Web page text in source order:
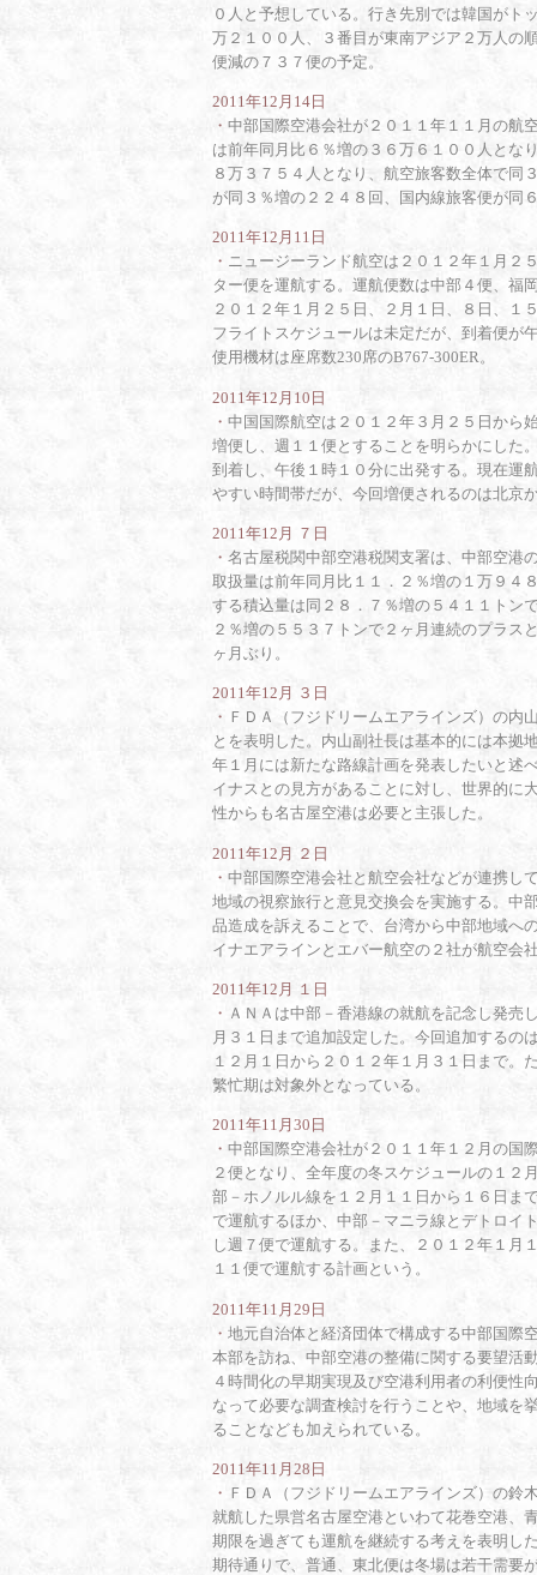
０人と予想している。行き先別では韓国がト
万２１００人、３番目が東南アジア２万人の
便減の７３７便の予定。
2011年12月14日
・ 中部国際空港会社が２０１１年１１月の航
は前年同月比６％増の３６万６１００人とな
８万３７５４人となり、航空旅客数全体で同
が同３％増の２２４８回、国内線旅客便が同
2011年12月11日
・ ニュージーランド航空は２０１２年１月２
ター便を運航する。運航便数は中部４便、福
２０１２年１月２５日、２月１日、８日、１
フライトスケジュールは未定だが、到着便が
使用機材は座席数230席のB767-300ER。
2011年12月10日
・ 中国国際航空は２０１２年３月２５日から
増便し、週１１便とすることを明らかにした
到着し、午後１時１０分に出発する。現在運
やすい時間帯だが、今回増便されるのは北京
2011年12月 ７日
・ 名古屋税関中部空港税関支署は、中部空港
取扱量は前年同月比１１．２％増の１万９４
する積込量は同２８．７％増の５４１１トン
２％増の５５３７トンで２ヶ月連続のプラス
ヶ月ぶり。
2011年12月 ３日
・ ＦＤＡ（フジドリームエアラインズ）の内
とを表明した。内山副社長は基本的には本拠
年１月には新たな路線計画を発表したいと述
イナスとの見方があることに対し、世界的に
性からも名古屋空港は必要と主張した。
2011年12月 ２日
・ 中部国際空港会社と航空会社などが連携し
地域の視察旅行と意見交換会を実施する。中
品造成を訴えることで、台湾から中部地域へ
イナエアラインとエバー航空の２社が航空会
2011年12月 １日
・ ＡＮＡは中部－香港線の就航を記念し発売
月３１日まで追加設定した。今回追加するの
１２月１日から２０１２年１月３１日まで。
繁忙期は対象外となっている。
2011年11月30日
・ 中部国際空港会社が２０１１年１２月の国
２便となり、全年度の冬スケジュールの１２
部－ホノルル線を１２月１１日から１６日ま
で運航するほか、中部－マニラ線とデトロイ
し週７便で運航する。また、２０１２年１月
１１便で運航する計画という。
2011年11月29日
・ 地元自治体と経済団体で構成する中部国際
本部を訪ね、中部空港の整備に関する要望活
４時間化の早期実現及び空港利用者の利便性
なって必要な調査検討を行うことや、地域を
ることなども加えられている。
2011年11月28日
・ ＦＤＡ（フジドリームエアラインズ）の鈴
就航した県営名古屋空港といわて花巻空港、
期限を過ぎても運航を継続する考えを表明し
期待通りで、普通、東北便は冬場は若干需要